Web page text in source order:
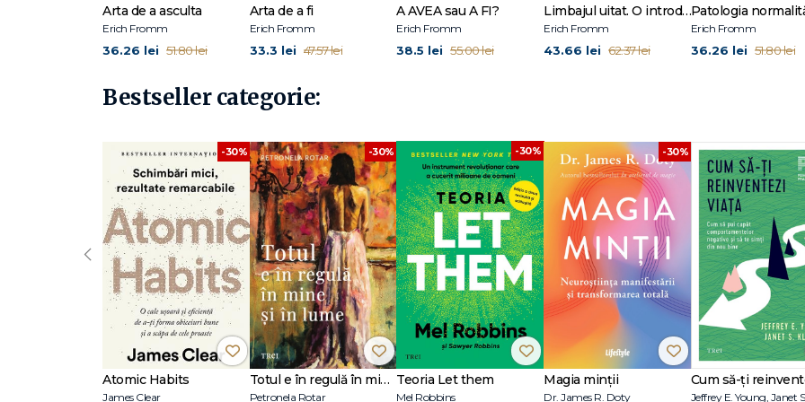
Despre carte. Iubirea în viaţa lui Erich Fromm
Lecturi suplimentare. Date autobiografice.
Citate din scrierile şi scrisorile lui Erich Fromm
Arta de a asculta
Erich Fromm
36.26 lei 51.80 lei
Arta de a fi
Erich Fromm
33.3 lei 47.57 lei
A AVEA sau A FI?
Erich Fromm
38.5 lei 55.00 lei
Limbajul uitat. O introducere în înțelegerea viselor, basmelor și miturilor
Erich Fromm
43.66 lei 62.37 lei
Erich Fromm
36.26 lei 51.80 lei
Bestseller categorie:
-30%
Atomic Habits
James Clear
-30%
Totul e în regulă în mine și în lume
Petronela Rotar
-30%
Teoria Let them
Mel Robbins
-30%
Magia minții
Dr. James R. Doty
‹